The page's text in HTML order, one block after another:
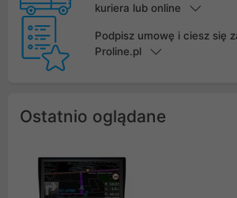
kuriera lub online
Podpisz umowę i ciesz się
Proline.pl
Ostatnio oglądane